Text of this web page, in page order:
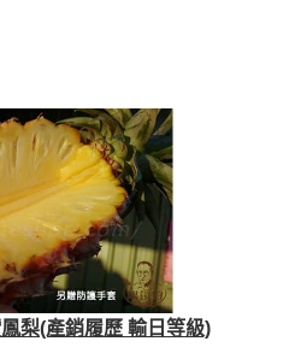
梨(產銷履歷 輸日等級)